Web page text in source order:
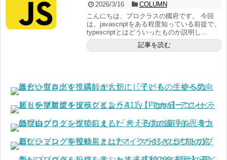
2026/3/16
COLUMN
こんにちは、プロクラスの國府です。 今回
は、javascriptをある程度知っている前提で、
typescriptとはどういったものか説明し...
記事を読む